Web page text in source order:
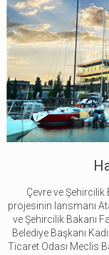
Çevre ve Şehircilik
projesinin lansmanı
ve Şehircilik Bakanı
Belediye Başkanı
Ticaret Odası Meclis